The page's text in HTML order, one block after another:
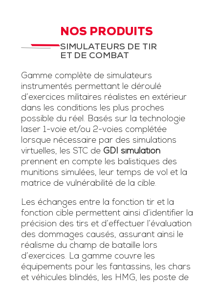
NOS PRODUITS
SIMULATEURS DE TIR
ET DE COMBAT
Gamme complète de simulateurs
instrumentés permettant le déroulé
d’exercices militaires réalistes en extérieur
dans les conditions les plus proches
possible du réel. Basés sur la technologie
laser 1-voie et/ou 2-voies complétée
lorsque nécessaire par des simulations
virtuelles, les STC de GDI simulation
prennent en compte les balistiques des
munitions simulées, leur temps de vol et la
matrice de vulnérabilité de la cible.
Les échanges entre la fonction tir et la
fonction cible permettent ainsi d’identifier la
précision des tirs et d’effectuer l’évaluation
des dommages causés, assurant ainsi le
réalisme du champ de bataille lors
d’exercices. La gamme couvre les
équipements pour les fantassins, les chars
et véhicules blindés, les HMG, les poste de